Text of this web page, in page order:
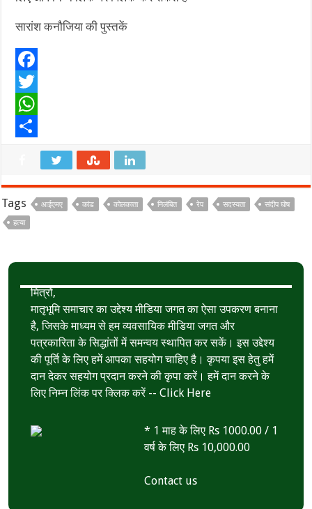
सारांश कनौजिया की पुस्तकें
F
a
c
o
T
w
e
W
s
p
p
r
Tags आईएमए कांड कोलकाता निलंबित रेप सदस्यता
संदीप घोष
हत्या
मित्रों,
मातृभूमि समाचार का उद्देश्य मीडिया जगत का ऐसा उपकरण बनाना
है, जिसके माध्यम से हम व्यवसायिक मीडिया जगत और
पत्रकारिता के सिद्धांतों में समन्वय स्थापित कर सकें। इस उद्देश्य
की पूर्ति के लिए हमें आपका सहयोग चाहिए है। कृपया इस हेतु हमें
दान देकर सहयोग प्रदान करने की कृपा करें। हमें दान करने के
लिए निम्न लिंक पर क्लिक करें --Click Here
* 1 माह के लिए Rs 1000.00 / 1
वर्ष के लिए Rs 10,000.00
Contact us